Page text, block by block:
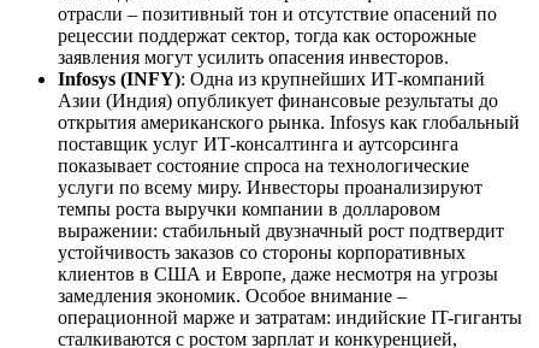
отрасли – позитивный тон и отсутствие опасений по
рецессии поддержат сектор, тогда как осторожные
заявления могут усилить опасения инвесторов.
Infosys (INFY): Одна из крупнейших ИТ-компаний
Азии (Индия) опубликует финансовые результаты до
открытия американского рынка. Infosys как глобальный
поставщик услуг ИТ-консалтинга и аутсорсинга
показывает состояние спроса на технологические
услуги по всему миру. Инвесторы проанализируют
темпы роста выручки компании в долларовом
выражении: стабильный двузначный рост подтвердит
устойчивость заказов со стороны корпоративных
клиентов в США и Европе, даже несмотря на угрозы
замедления экономик. Особое внимание –
операционной марже и затратам: индийские IT-гиганты
сталкиваются с ростом зарплат и конкуренцией,